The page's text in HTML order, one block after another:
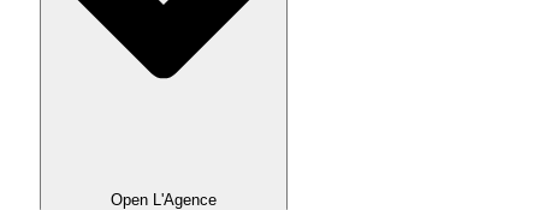
Open L'Agence